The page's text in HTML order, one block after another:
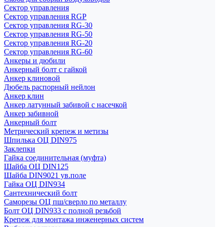
Сектор управления
Сектор управления RGP
Сектор управления RG-30
Сектор управления RG-50
Сектор управления RG-20
Сектор управления RG-60
Анкеры и дюбили
Анкерный болт с гайкой
Анкер клиновой
Дюбель распорный нейлон
Анкер клин
Анкер латунный забивой с насечкой
Анкер забивной
Анкерный болт
Метрический крепеж и метизы
Шпилька ОЦ DIN975
Заклепки
Гайка соединительная (муфта)
Шайба ОЦ DIN125
Шайба DIN9021 ув.поле
Гайка ОЦ DIN934
Сантехнический болт
Саморезы ОЦ пш/сверло по металлу
Болт ОЦ DIN933 с полной резьбой
Крепеж для монтажа инженерных систем